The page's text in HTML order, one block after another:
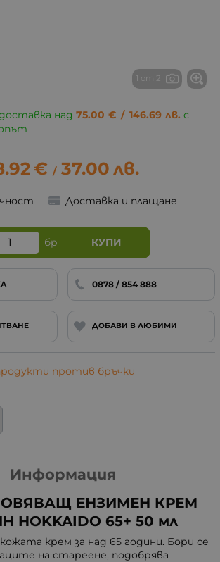
1 от 2
над 75.00 € / 146.69 лв. с
€ / 37.00 лв.
Доставка и плащане
бр КУПИ
0878 / 854 888
ДОБАВИ В ЛЮБИМИ
против бръчки
Информация
ЕНЗИМЕН КРЕМ
HOKKAIDO 65+ 50 мл
крем за над 65 години. Бори се
на стареене, подобрява